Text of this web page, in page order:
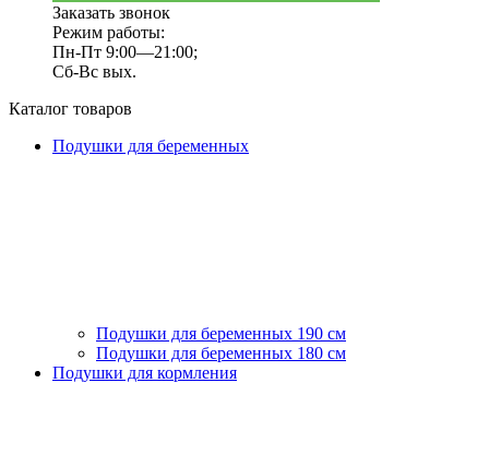
Заказать звонок
Режим работы:
Пн-Пт 9:00—21:00;
Сб-Вс вых.
Каталог товаров
Подушки для беременных
Подушки для беременных 190 см
Подушки для беременных 180 см
Подушки для кормления